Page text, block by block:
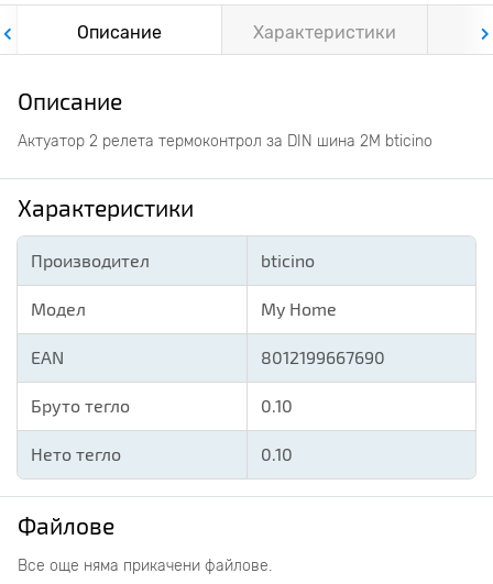
Описание Характеристики
Описание
Актуатор 2 релета термоконтрол за DIN шина 2М bticino
Характеристики
Производител bticino
Модел My Home
EAN 8012199667690
Бруто тегло 0.10
Нето тегло 0.10
Файлове
Все още няма прикачени файлове.